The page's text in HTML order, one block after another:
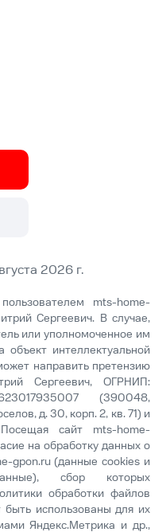
2026 г.
mts-home-
Сергеевич. В случае,
или уполномоченное им
объект интеллектуальной
направить претензию
Сергеевич, ОГРНИП:
(390048,
д. 30, корп. 2, кв. 71) и
сайт mts-home-
на обработку данных о
gpon.ru (данные cookies и
сбор которых
обработки файлов
использованы для их
Яндекс.Метрика и др.,